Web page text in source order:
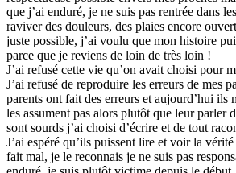
que j’ai enduré, je ne suis pas rentrée dans
raviver des douleurs, des plaies encore
juste possible, j’ai voulu que mon histoire
parce que je reviens de loin de très loin !
J’ai refusé cette vie qu’on avait choisi pour
J’ai refusé de reproduire les erreurs de mes
parents ont fait des erreurs et aujourd’hui ils
les assument pas alors plutôt que leur parler
sont sourds j’ai choisi d’écrire et de tout
J’ai espéré qu’ils puissent lire et voir la
fait mal, je le reconnais je ne suis pas